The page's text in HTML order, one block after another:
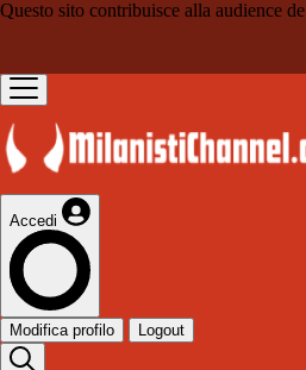
Questo sito contribuisce alla audience de
Accedi
Modifica profilo Logout